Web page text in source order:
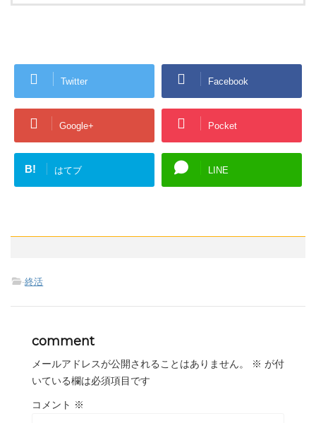
Twitter Facebook
Google+ Pocket
B! はてブ LINE
-終活
comment
メールアドレスが公開されることはありません。 ※ が付
いている欄は必須項目です
コメント ※